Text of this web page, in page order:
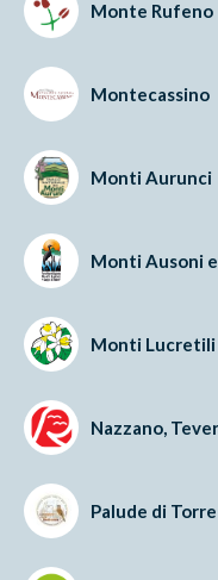
Monte Rufeno
Montecassino
Monti Aurunci
Monti Ausoni
Monti Lucretili
Nazzano,
Palude di